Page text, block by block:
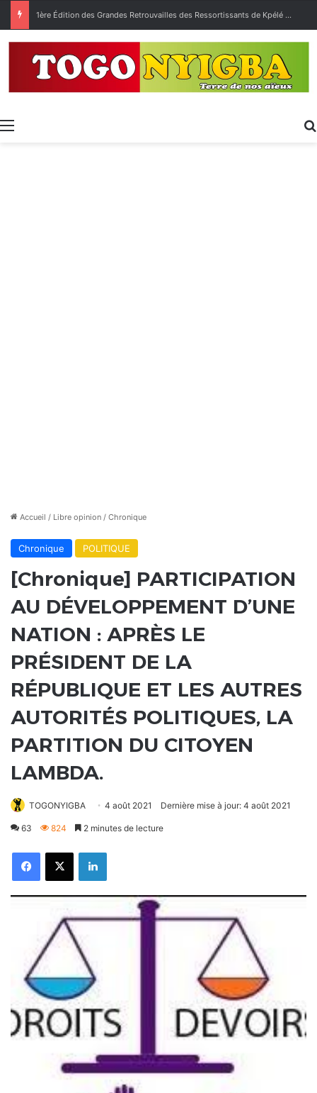
[LeCoupDeGuelle] Wow… quel peuple ?
Menu
Accueil / Libre opinion / Chronique
Chronique POLITIQUE
[Chronique] PARTICIPATION
AU DÉVELOPPEMENT D’UNE
NATION : APRÈS LE
PRÉSIDENT DE LA
RÉPUBLIQUE ET LES AUTRES
AUTORITÉS POLITIQUES, LA
PARTITION DU CITOYEN
LAMBDA.
TOGONYIGBA 4 août 2021 Dernière mise à jour: 4 août 2021
63 824 2 minutes de lecture
FacebookX Linkedin